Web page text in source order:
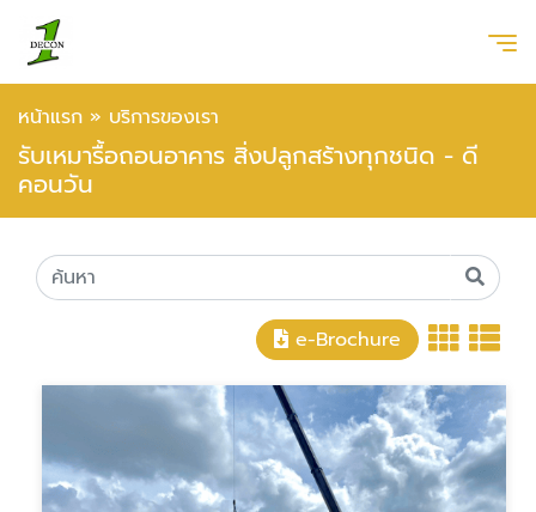
หน้าแรก » บริการของเรา
รับเหมารื้อถอนอาคาร สิ่งปลูกสร้างทุกชนิด - ดี
คอนวัน
e-Brochure